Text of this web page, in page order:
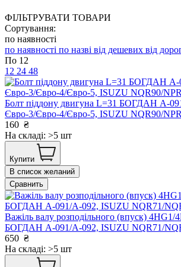
ФІЛЬТРУВАТИ ТОВАРИ
Сортування:
по наявності
по наявності по назві від дешевих від
По 12
12 24 48
Болт піддону двигуна L=31 БОГДАН А-
Євро-3/Євро-4/Євро-5, ISUZU NQR90/
160 ₴
На складі: >5 шт
Купити
В список желаний
Сравнить
Важіль валу розподільного (впуск) 4HG1/
БОГДАН А-091/А-092, ISUZU NQR71/
650 ₴
На складі: >5 шт